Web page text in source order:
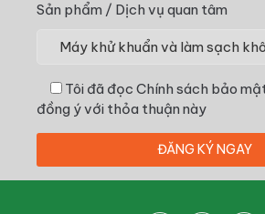
Sản phẩm / Dịch vụ quan tâm
Tôi đã đọc Chính sách bảo
đồng ý với thỏa thuận này